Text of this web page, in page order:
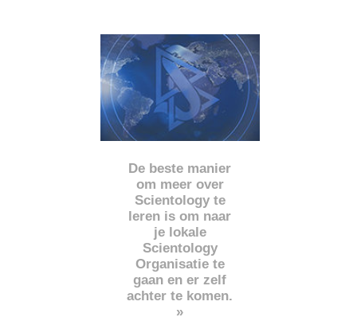
De beste manier
om meer over
Scientology te
leren is om naar
je lokale
Scientology
Organisatie te
gaan en er zelf
achter te komen.
»